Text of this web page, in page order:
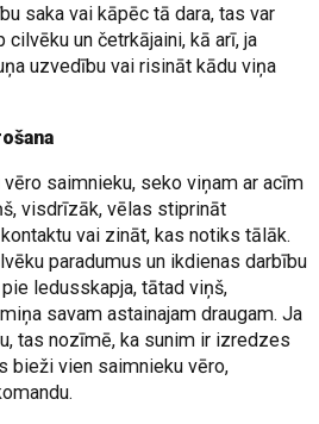
saka vai kāpēc tā dara, tas var
un četrkājaini, kā arī, ja
uzvedību vai risināt kādu viņa
saimnieku, seko viņam ar acīm
visdrīzāk, vēlas stiprināt
vai zināt, kas notiks tālāk.
paradumus un ikdienas darbību
ledusskapja, tātad viņš,
savam astainajam draugam. Ja
tas nozīmē, ka sunim ir izredzes
bieži vien saimnieku vēro,